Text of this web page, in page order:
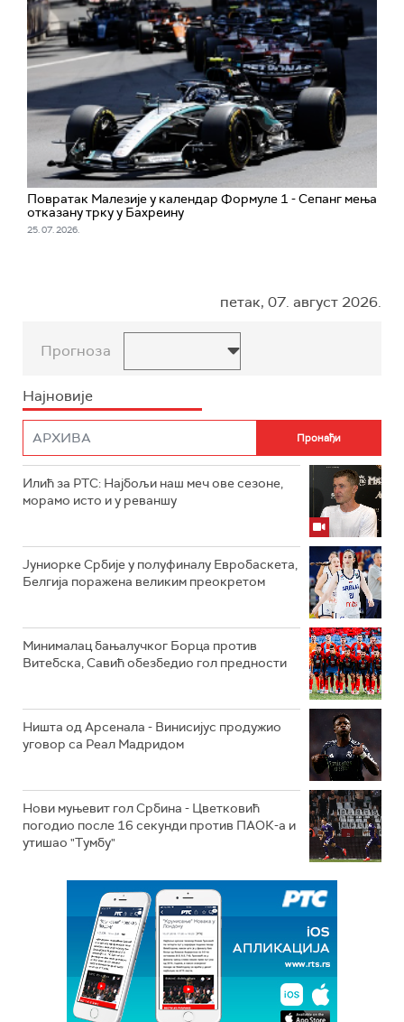
Повратак Малезије у календар Формуле 1 - Сепанг мења
отказану трку у Бахреину
25. 07. 2026.
петак, 07. август 2026.
Прогноза
Најновије
Илић за РТС: Најбољи наш меч ове сезоне,
морамо исто и у реваншу
Јуниорке Србије у полуфиналу Евробаскета,
Белгија поражена великим преокретом
Минималац бањалучког Борца против
Витебска, Савић обезбедио гол предности
Ништа од Арсенала - Винисијус продужио
уговор са Реал Мадридом
Нови муњевит гол Србина - Цветковић
погодио после 16 секунди против ПАОК-а и
утишао "Тумбу"